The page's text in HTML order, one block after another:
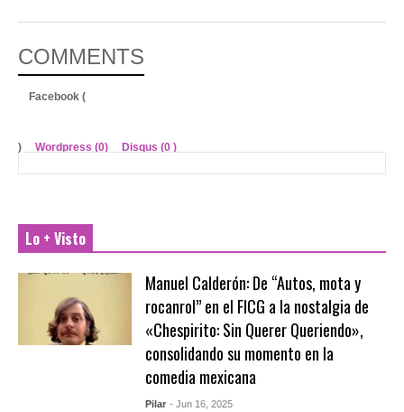
COMMENTS
Facebook (
) Wordpress (0) Disqus (0 )
Lo + Visto
Manuel Calderón: De “Autos, mota y
rocanrol” en el FICG a la nostalgia de
«Chespirito: Sin Querer Queriendo»,
consolidando su momento en la
comedia mexicana
Pilar - Jun 16, 2025